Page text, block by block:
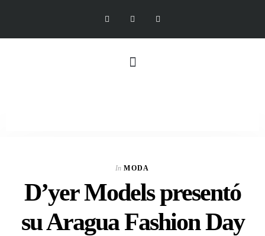
In MODA
D’yer Models presentó
su Aragua Fashion Day